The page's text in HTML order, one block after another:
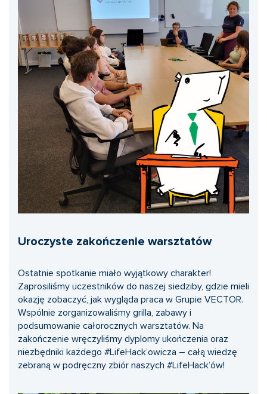
Uroczyste zakończenie warsztatów
Ostatnie spotkanie miało wyjątkowy charakter!
Zaprosiliśmy uczestników do naszej siedziby, gdzie mieli
okazję zobaczyć, jak wygląda praca w Grupie VECTOR.
Wspólnie zorganizowaliśmy grilla, zabawy i
podsumowanie całorocznych warsztatów. Na
zakończenie wręczyliśmy dyplomy ukończenia oraz
niezbędniki każdego #LifeHack’owicza – całą wiedzę
zebraną w podręczny zbiór naszych #LifeHack’ów!